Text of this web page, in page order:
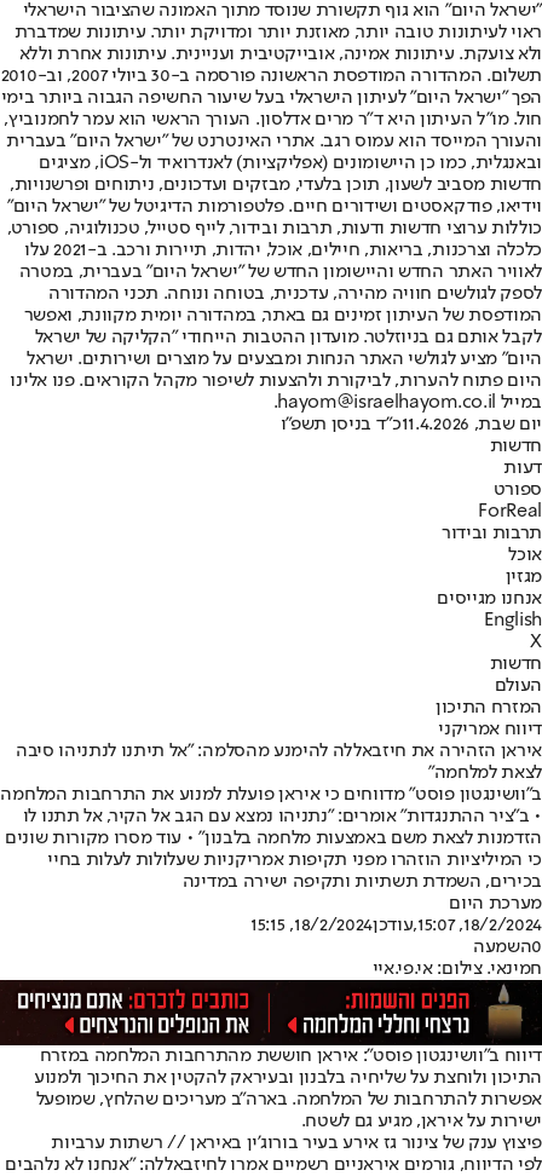
"ישראל היום" הוא גוף תקשורת שנוסד מתוך האמונה שהציבור הישראלי
ראוי לעיתונות טובה יותר, מאוזנת יותר ומדויקת יותר. עיתונות שמדברת
ולא צועקת. עיתונות אמינה, אובייקטיבית ועניינית. עיתונות אחרת וללא
תשלום. המהדורה המודפסת הראשונה פורסמה ב-30 ביולי 2007, וב-2010
הפך "ישראל היום" לעיתון הישראלי בעל שיעור החשיפה הגבוה ביותר בימי
חול. מו"ל העיתון היא ד"ר מרים אדלסון. העורך הראשי הוא עמר לחמנוביץ,
והעורך המייסד הוא עמוס רגב. אתרי האינטרנט של "ישראל היום" בעברית
ובאנגלית, כמו כן היישומונים (אפליקציות) לאנדרואיד ול-iOS, מציגים
חדשות מסביב לשעון, תוכן בלעדי, מבזקים ועדכונים, ניתוחים ופרשנויות,
וידיאו, פודקאסטים ושידורים חיים. פלטפורמות הדיגיטל של "ישראל היום"
כוללות ערוצי חדשות ודעות, תרבות ובידור, לייף סטייל, טכנולוגיה, ספורט,
כלכלה וצרכנות, בריאות, חיילים, אוכל, יהדות, תיירות ורכב. ב-2021 עלו
לאוויר האתר החדש והיישומון החדש של "ישראל היום" בעברית, במטרה
לספק לגולשים חוויה מהירה, עדכנית, בטוחה ונוחה. תכני המהדורה
המודפסת של העיתון זמינים גם באתר, במהדורה יומית מקוונת, ואפשר
לקבל אותם גם בניוזלטר. מועדון ההטבות הייחודי "הקליקה של ישראל
היום" מציע לגולשי האתר הנחות ומבצעים על מוצרים ושירותים. ישראל
היום פתוח להערות, לביקורת ולהצעות לשיפור מקהל הקוראים. פנו אלינו
במייל hayom@israelhayom.co.il.
יום שבת, 11.4.2026
כ"ד בניסן תשפ"ו
חדשות
דעות
ספורט
ForReal
תרבות ובידור
אוכל
מגזין
אנחנו מגייסים
English
X
חדשות
העולם
המזרח התיכון
דיווח אמריקני
איראן הזהירה את חיזבאללה להימנע מהסלמה: "אל תיתנו לנתניהו סיבה
לצאת למלחמה"
ב"וושינגטון פוסט" מדווחים כי איראן פועלת למנוע את התרחבות המלחמה
• ב"ציר ההתנגדות" אומרים: "נתניהו נמצא עם הגב אל הקיר, אל תתנו לו
הזדמנות לצאת משם באמצעות מלחמה בלבנון" • עוד מסרו מקורות שונים
כי המיליציות הוזהרו מפני תקיפות אמריקניות שעלולות לעלות בחיי
בכירים, השמדת תשתיות ותקיפה ישירה במדינה
מערכת היום
18/2/2024, 15:07
,עודכן18/2/2024, 15:15
0השמעה
חמינאי. צילום: אי.פי.איי
דיווח ב"וושינגטון פוסט": איראן חוששת מהתרחבות המלחמה במזרח
התיכון ולוחצת על שליחיה בלבנון ובעיראק להקטין את החיכוך ולמנוע
אפשרות להתרחבות של המלחמה. בארה"ב מעריכים שהלחץ, שמופעל
ישירות על איראן, מגיע גם לשטח.
פיצוץ ענק של צינור גז אירע בעיר בורוג'ין באיראן // רשתות ערביות
לפי הדיווח, גורמים איראניים רשמיים אמרו לחיזבאללה: "אנחנו לא נלהבים